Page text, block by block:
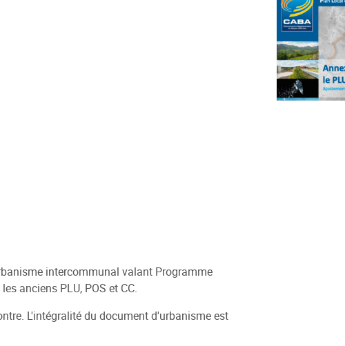
intercommunal valant Programme
anciens PLU, POS et CC.
L'intégralité du document d'urbanisme est